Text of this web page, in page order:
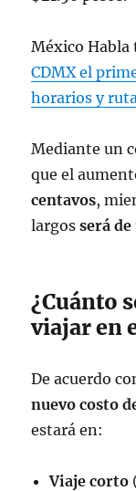
México
CDMX el
horarios y
Mediante un
que el
centavos,
largosserá de
¿Cuánto
viajar en
De acuerdo
nuevo costo
estará en:
Viaje corto